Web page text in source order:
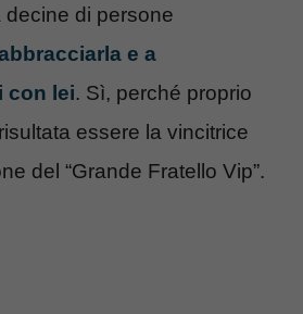
di persone
e a
con lei. Sì, perché proprio
essere la vincitrice
del “Grande Fratello Vip”.